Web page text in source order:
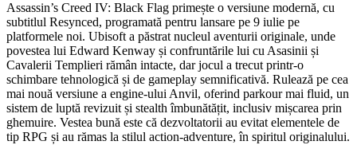
Assassin’s Creed IV: Black Flag primește o versiune modernă, cu
subtitlul Resynced, programată pentru lansare pe 9 iulie pe
platformele noi. Ubisoft a păstrat nucleul aventurii originale, unde
povestea lui Edward Kenway și confruntările lui cu Asasinii și
Cavalerii Templieri rămân intacte, dar jocul a trecut printr-o
schimbare tehnologică și de gameplay semnificativă. Rulează pe cea
mai nouă versiune a engine-ului Anvil, oferind parkour mai fluid, un
sistem de luptă revizuit și stealth îmbunătățit, inclusiv mișcarea prin
ghemuire. Vestea bună este că dezvoltatorii au evitat elementele de
tip RPG și au rămas la stilul action-adventure, în spiritul originalului.